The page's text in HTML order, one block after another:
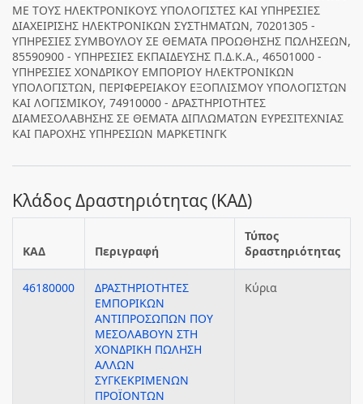
ΜΕ ΤΟΥΣ ΗΛΕΚΤΡΟΝΙΚΟΥΣ ΥΠΟΛΟΓΙΣΤΕΣ ΚΑΙ ΥΠΗΡΕΣΙΕΣ
ΔΙΑΧΕΙΡΙΣΗΣ ΗΛΕΚΤΡΟΝΙΚΩΝ ΣΥΣΤΗΜΑΤΩΝ, 70201305 -
ΥΠΗΡΕΣΙΕΣ ΣΥΜΒΟΥΛΟΥ ΣΕ ΘΕΜΑΤΑ ΠΡΟΩΘΗΣΗΣ ΠΩΛΗΣΕΩΝ,
85590900 - ΥΠΗΡΕΣΙΕΣ ΕΚΠΑΙΔΕΥΣΗΣ Π.Δ.Κ.Α., 46501000 -
ΥΠΗΡΕΣΙΕΣ ΧΟΝΔΡΙΚΟΥ ΕΜΠΟΡΙΟΥ ΗΛΕΚΤΡΟΝΙΚΩΝ
ΥΠΟΛΟΓΙΣΤΩΝ, ΠΕΡΙΦΕΡΕΙΑΚΟΥ ΕΞΟΠΛΙΣΜΟΥ ΥΠΟΛΟΓΙΣΤΩΝ
ΚΑΙ ΛΟΓΙΣΜΙΚΟΥ, 74910000 - ΔΡΑΣΤΗΡΙΟΤΗΤΕΣ
ΔΙΑΜΕΣΟΛΑΒΗΣΗΣ ΣΕ ΘΕΜΑΤΑ ΔΙΠΛΩΜΑΤΩΝ ΕΥΡΕΣΙΤΕΧΝΙΑΣ
ΚΑΙ ΠΑΡΟΧΗΣ ΥΠΗΡΕΣΙΩΝ ΜΑΡΚΕΤΙΝΓΚ
Κλάδος Δραστηριότητας (ΚΑΔ)
ΚΑΔ Περιγραφή
Τύπος
δραστηριότητας
46180000
ΔΡΑΣΤΗΡΙΟΤΗΤΕΣ
ΕΜΠΟΡΙΚΩΝ
ΑΝΤΙΠΡΟΣΩΠΩΝ ΠΟΥ
ΜΕΣΟΛΑΒΟΥΝ ΣΤΗ
ΧΟΝΔΡΙΚΗ ΠΩΛΗΣΗ
ΑΛΛΩΝ
ΣΥΓΚΕΚΡΙΜΕΝΩΝ
ΠΡΟΪΟΝΤΩΝ
Κύρια